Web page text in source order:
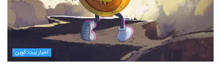
اخبار بیت کوین